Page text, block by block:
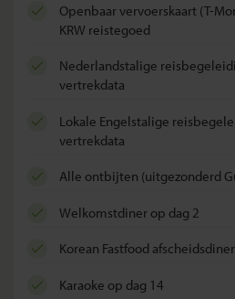
openbaar vervoerskaart (T-Money Card) inclusief 50.000
KRW reistegoed
Nederlandstalige reisbegeleiding op specifieke
vertrekdata
lokale Engelstalige reisbegeleiding op specifieke
vertrekdata
alle ontbijten (uitgezonderd
welkomstdiner op dag 2
Korean Fastfood
karaoke op dag 14